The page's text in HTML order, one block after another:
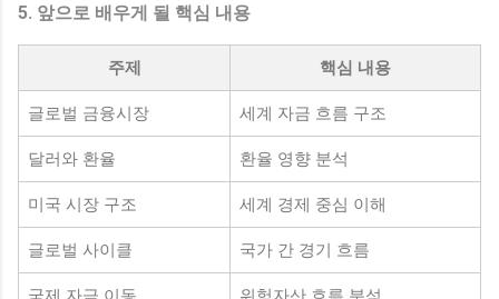
5. 앞으로 배우게 될 핵심 내용
주제 핵심 내용
글로벌 금융시장 세계 자금 흐름 구조
달러와 환율 환율 영향 분석
미국 시장 구조 세계 경제 중심 이해
글로벌 사이클 국가 간 경기 흐름